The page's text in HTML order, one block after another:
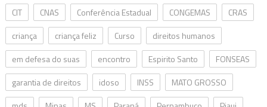
CIT
CNAS Conferência Estadual CONGEMAS
CRAS
criança
criança feliz Curso
direitos humanos
em defesa do suas
encontro Espirito Santo
FONSEAS
garantia de direitos
idoso INSS
MATO GROSSO